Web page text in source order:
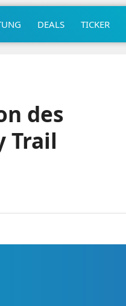
DEALS TICKER
des
Trail